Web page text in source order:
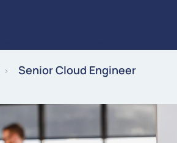
Senior Cloud Engineer